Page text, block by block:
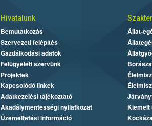
Hivatalunk
Bemutatkozás
Szervezeti felépítés
Gazdálkodási adatok
Felügyeleti szervünk
Projektek
Kapcsolódó linkek
Adatkezelési tájékoztató
Akadálymentességi nyilatkozat
Üzemeltetési információ
Állat-
Kiemelt